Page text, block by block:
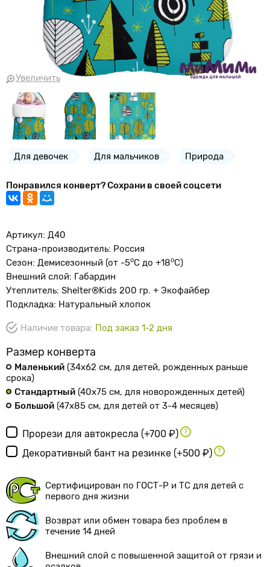
Увеличить
Для девочек Для мальчиков Природа
Понравился конверт? Сохрани в своей соцсети
Артикул: Д40
Страна-производитель: Россия
Сезон: Демисезонный (от -5оС до +18oС)
Внешний слой: Габардин
Утеплитель: Shelter®Kids 200 гр. + Экофайбер
Подкладка: Натуральный хлопок
Наличие товара: Под заказ 1-2 дня
Размер конверта
Маленький (34х62 см, для детей, рожденных раньше
срока)
Стандартный (40х75 см, для новорожденных детей)
Большой (47х85 см, для детей от 3-4 месяцев)
Прорези для автокресла (+700 ₽)
Декоративный бант на резинке (+500 ₽)
Сертифицирован по ГОСТ-Р и ТС для детей с
первого дня жизни
Возврат или обмен товара без проблем в
течение 14 дней
Внешний слой с повышенной защитой от грязи и